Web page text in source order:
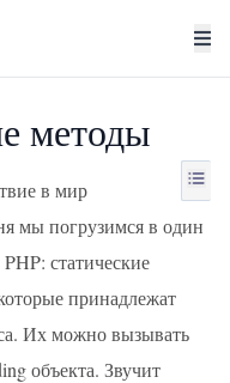
методы
в мир
мы погрузимся в один
статические
принадлежат
Их можно вызывать
объекта. Звучит